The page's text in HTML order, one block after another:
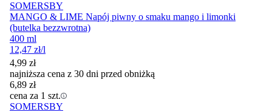
SOMERSBY
MANGO & LIME Napój piwny o smaku mango i limonki
(butelka bezzwrotna)
400 ml
12,47 zł/l
4,99 zł
najniższa cena z 30 dni przed obniżką
6,89 zł
cena za 1 szt.
SOMERSBY